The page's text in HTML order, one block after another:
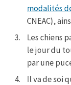
modalités
CNEAC),
Les chiens
le jour du
par une
Il va de soi